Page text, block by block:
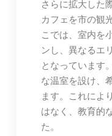
さらに拡大した
カフェを市の観
こでは、室内を
ンし、異なるエ
となっています
な温室を設け、
ます。これによ
はなく、教育的
た。